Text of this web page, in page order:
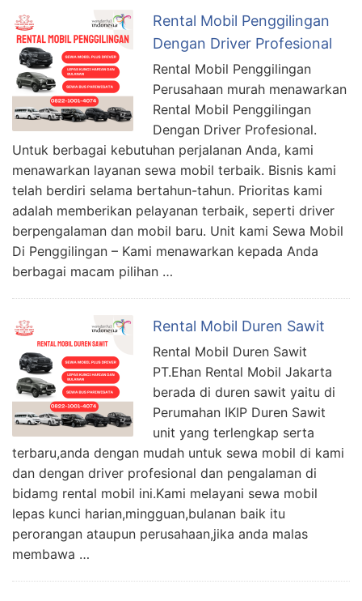
Rental Mobil Penggilingan
Dengan Driver Profesional
Rental Mobil Penggilingan
Perusahaan murah menawarkan
Rental Mobil Penggilingan
Dengan Driver Profesional.
Untuk berbagai kebutuhan perjalanan Anda, kami
menawarkan layanan sewa mobil terbaik. Bisnis kami
telah berdiri selama bertahun-tahun. Prioritas kami
adalah memberikan pelayanan terbaik, seperti driver
berpengalaman dan mobil baru. Unit kami Sewa Mobil
Di Penggilingan – Kami menawarkan kepada Anda
berbagai macam pilihan …
Rental Mobil Duren Sawit
Rental Mobil Duren Sawit
PT.Ehan Rental Mobil Jakarta
berada di duren sawit yaitu di
Perumahan IKIP Duren Sawit
unit yang terlengkap serta
terbaru,anda dengan mudah untuk sewa mobil di kami
dan dengan driver profesional dan pengalaman di
bidamg rental mobil ini.Kami melayani sewa mobil
lepas kunci harian,mingguan,bulanan baik itu
perorangan ataupun perusahaan,jika anda malas
membawa …